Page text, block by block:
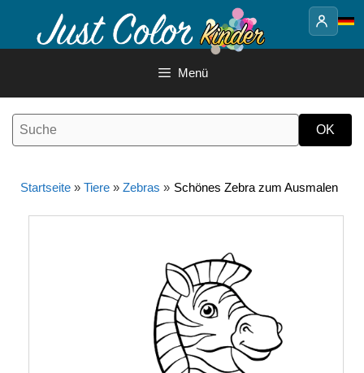
Inhalt
Menü
Startseite » Tiere » Zebras » Schönes Zebra zum Ausmalen